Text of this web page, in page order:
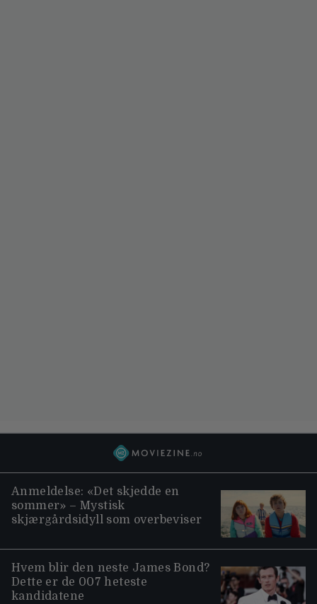
Anmeldelse: «Det skjedde en
sommer» – Mystisk
skjærgårdsidyll som overbeviser
Hvem blir den neste James Bond?
Dette er de 007 heteste
kandidatene